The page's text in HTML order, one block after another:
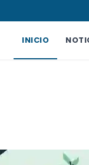
INICIO